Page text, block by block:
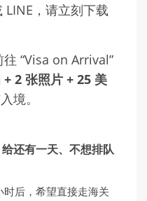
，请立刻下载
往 “Visa on Arrival”
+ 2 张照片 + 25 美
境。
还有一天、不想排队
后，希望直接走海关